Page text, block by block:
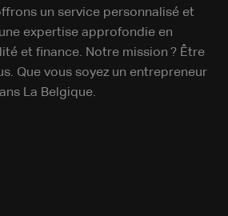
un service personnalisé et
expertise approfondie en
et finance. Notre mission ? Être
Que vous soyez un entrepreneur
La Belgique.